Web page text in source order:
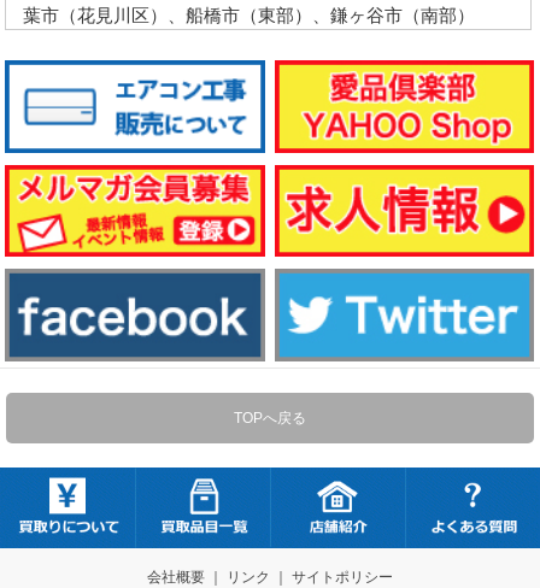
葉市（花見川区）、船橋市（東部）、鎌ヶ谷市（南部）
TOPへ戻る
会社概要｜ リンク サイトポリシー